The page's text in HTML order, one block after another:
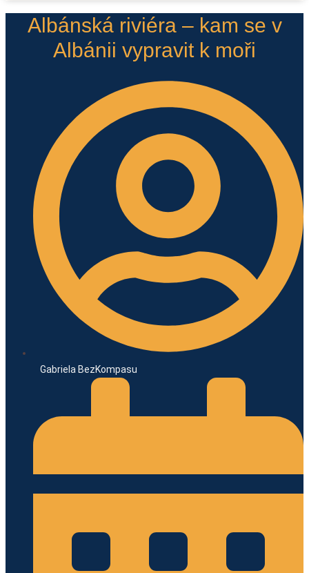
Albánská riviéra – kam se v
Albánii vypravit k moři
Gabriela BezKompasu